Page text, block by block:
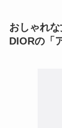
おしゃれ
DIORの「